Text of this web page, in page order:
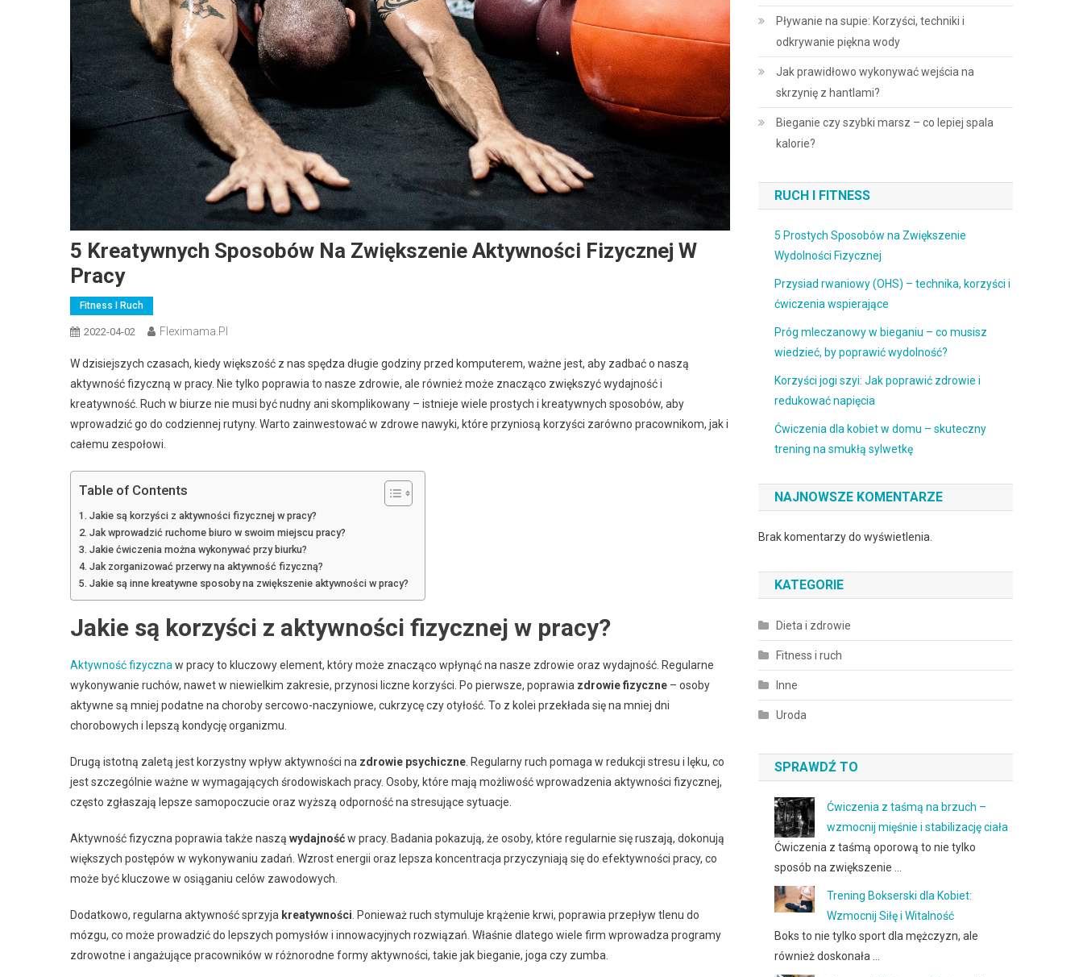
5 Kreatywnych Sposobów Na Zwiększenie Aktywności Fizycznej W
Pracy
Fitness I Ruch
2022-04-02 Fleximama.pl
W dzisiejszych czasach, kiedy większość z nas spędza długie godziny przed komputerem, ważne jest, aby zadbać o naszą
aktywność fizyczną w pracy. Nie tylko poprawia to nasze zdrowie, ale również może znacząco zwiększyć wydajność i
kreatywność. Ruch w biurze nie musi być nudny ani skomplikowany – istnieje wiele prostych i kreatywnych sposobów, aby
wprowadzić go do codziennej rutyny. Warto zainwestować w zdrowe nawyki, które przyniosą korzyści zarówno pracownikom, jak i
całemu zespołowi.
Table of Contents
Jakie są korzyści z aktywności fizycznej w pracy?
Jak wprowadzić ruchome biuro w swoim miejscu pracy?
Jakie ćwiczenia można wykonywać przy biurku?
Jak zorganizować przerwy na aktywność fizyczną?
Jakie są inne kreatywne sposoby na zwiększenie aktywności w pracy?
Jakie są korzyści z aktywności fizycznej w pracy?
Aktywność fizyczna w pracy to kluczowy element, który może znacząco wpłynąć na nasze zdrowie oraz wydajność. Regularne
wykonywanie ruchów, nawet w niewielkim zakresie, przynosi liczne korzyści. Po pierwsze, poprawia zdrowie fizyczne – osoby
aktywne są mniej podatne na choroby sercowo-naczyniowe, cukrzycę czy otyłość. To z kolei przekłada się na mniej dni
chorobowych i lepszą kondycję organizmu.
Drugą istotną zaletą jest korzystny wpływ aktywności na zdrowie psychiczne . Regularny ruch pomaga w redukcji stresu i lęku, co
jest szczególnie ważne w wymagających środowiskach pracy. Osoby, które mają możliwość wprowadzenia aktywności fizycznej,
często zgłaszają lepsze samopoczucie oraz wyższą odporność na stresujące sytuacje.
Aktywność fizyczna poprawia także naszą wydajnośćw pracy. Badania pokazują, że osoby, które regularnie się ruszają, dokonują
większych postępów w wykonywaniu zadań. Wzrost energii oraz lepsza koncentracja przyczyniają się do efektywności pracy, co
może być kluczowe w osiąganiu celów zawodowych.
Dodatkowo, regularna aktywność sprzyja kreatywności . Ponieważ ruch stymuluje krążenie krwi, poprawia przepływ tlenu do
mózgu, co może prowadzić do lepszych pomysłów i innowacyjnych rozwiązań. Właśnie dlatego wiele firm wprowadza programy
zdrowotne i angażujące pracowników w różnorodne formy aktywności, takie jak bieganie, joga czy zumba.
Pływanie na supie: Korzyści, techniki i
odkrywanie piękna wody
Jak prawidłowo wykonywać wejścia na
skrzynię z hantlami?
Bieganie czy szybki marsz – co lepiej spala
kalorie?
RUCH I FITNESS
5 Prostych Sposobów na Zwiększenie
Wydolności Fizycznej
Przysiad rwaniowy (OHS) – technika, korzyści i
ćwiczenia wspierające
Próg mleczanowy w bieganiu – co musisz
wiedzieć, by poprawić wydolność?
Korzyści jogi szyi: Jak poprawić zdrowie i
redukować napięcia
Ćwiczenia dla kobiet w domu – skuteczny
trening na smukłą sylwetkę
NAJNOWSZE KOMENTARZE
Brak komentarzy do wyświetlenia.
KATEGORIE
Dieta i zdrowie
Fitness i ruch
Inne
Uroda
SPRAWDŹ TO
Ćwiczenia z taśmą na brzuch –
wzmocnij mięśnie i stabilizację ciała
Ćwiczenia z taśmą oporową to nie tylko
sposób na zwiększenie …
Trening Bokserski dla Kobiet:
Wzmocnij Siłę i Witalność
Boks to nie tylko sport dla mężczyzn, ale
również doskonała …